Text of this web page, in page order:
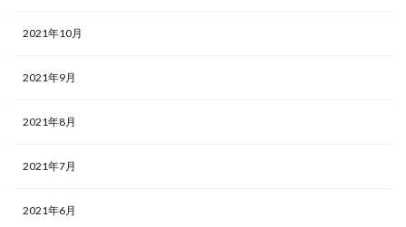
2021年10月
2021年9月
2021年8月
2021年7月
2021年6月